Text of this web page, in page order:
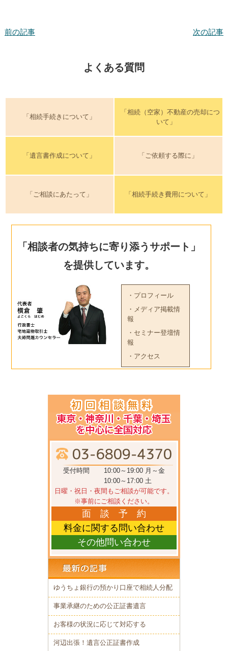
前の記事 次の記事
よくある質問
「相続手続きについて」
「相続（空家）不動産の売却につ
いて」
「遺言書作成について」 「ご依頼する際に」
「ご相談にあたって」 「相続手続き費用について」
「相談者の気持ちに寄り添うサポート」
を提供しています。
・プロフィール
・メディア掲載情
報
・セミナー登壇情
報
・アクセス
受付時間
10:00～19:00 月～金
10:00～17:00 土
日曜・祝日・夜間もご相談が可能です。
※事前にご相談ください。
面 談 予 約
料金に関する問い合わせ
その他問い合わせ
ゆうちょ銀行の預かり口座で相続人分配
事業承継のための公正証書遺言
お客様の状況に応じて対応する
河辺出張！遺言公正証書作成